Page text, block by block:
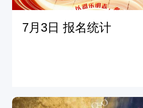
7月3日 报名统计